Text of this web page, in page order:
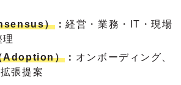
）：経営・業務・IT・現場
Adoption） ： オンボーディング、
張提案